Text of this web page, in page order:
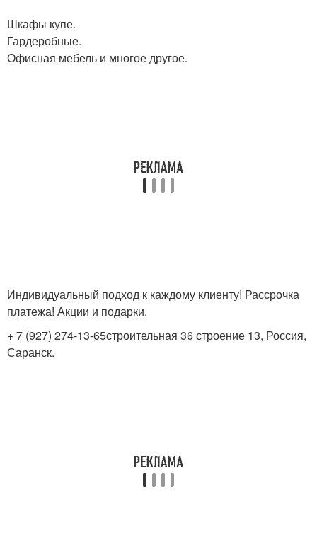
Шкафы купе.
Гардеробные.
Офисная мебель и многое другое.
Индивидуальный подход к каждому клиенту! Рассрочка
платежа! Акции и подарки.
+ 7 (927) 274-13-65строительная 36 строение 13, Россия,
Саранск.